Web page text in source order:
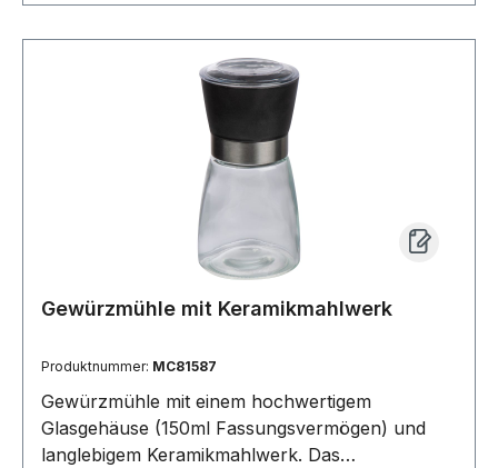
kommen.
Gewürzmühle mit Keramikmahlwerk
Produktnummer: MC81587
Gewürzmühle mit einem hochwertigem
Glasgehäuse (150ml Fassungsvermögen) und
langlebigem Keramikmahlwerk. Das